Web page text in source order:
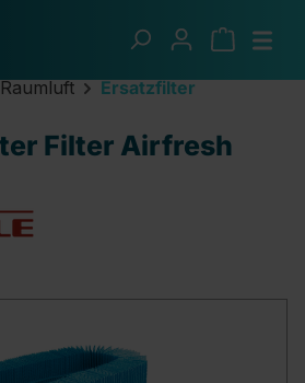
Raumluft Ersatzfilter
Filter Airfresh